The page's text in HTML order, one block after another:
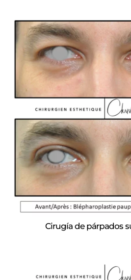
Cirugía de párpados